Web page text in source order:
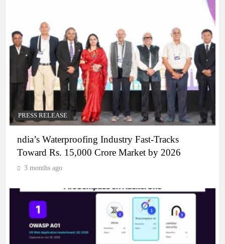
PRESS RELEASE
ndia’s Waterproofing Industry Fast-Tracks
Toward Rs. 15,000 Crore Market by 2026
3 months ago